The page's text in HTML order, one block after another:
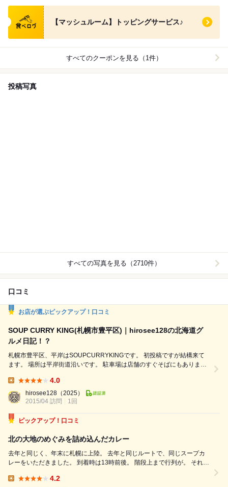
食べログ クーポン
【マッシュルーム】トッピングサービス♪
すべてのクーポンを見る（1件）
投稿写真
すべての写真を見る（2710件）
口コミ
お店が選ぶピックアップ！口コミ
SOUP CURRY KING(札幌市豊平区)｜hirosee128の北海道グ
ルメ日記！？
札幌市豊平区、平岸はSOUPCURRYKINGです。 初投稿ですが結構来て
ます。 場所は平岸街道沿いです。 駐車場は店舗のすぐそばにもあります
と思うのですが 人気店ということもあり増えているのでしょう。 注文し
たのは、４月のマンスリーカレー 炙りチーズハンバーグ野菜カリーで
す。 ここはライスが...
4.0
hirosee128 （2025）
2015/04 訪問
1回
ピックアップ！口コミ
北の大地のめぐみを詰め込んだカレー
去年と同じく、年末に札幌に上陸。 去年と同じルートで、同じスープカ
レーをいただきました。 到着時は13時前後。 階段上まで行列が。 それで
4.2